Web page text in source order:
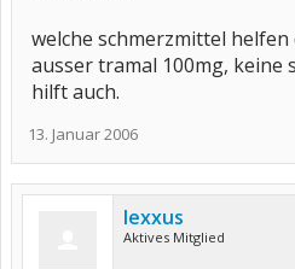
welche schmerzmittel
ausser tramal 100mg, keine
hilft auch.
13. Januar 2006
lexxus
Aktives Mitglied